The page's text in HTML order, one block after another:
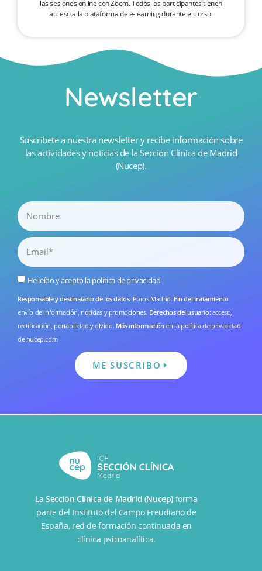
las sesiones online con Zoom. Todos los participantes tienen
acceso a la plataforma de e-learning durante el curso.
Newsletter
Suscríbete a nuestra newsletter y recibe información sobre
las actividades y noticias de la Sección Clínica de Madrid
(Nucep).
He leído y acepto lapolítica de privacidad
Responsable y destinatario de los datos: Poros Madrid. Fin del tratamiento:
envío de información, noticias y promociones. Derechos del usuario: acceso,
rectificación, portabilidad y olvido. Más información en la política de privacidad
de nucep.com
ME SUSCRIBO
LaSección Clínica de Madrid (Nucep) forma
parte del Instituto del Campo Freudiano de
España, red de formación continuada en
clínica psicoanalítica.